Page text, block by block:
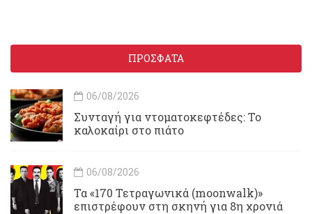
ΠΡΟΣΦΑΤΑ
06/08/2026
Συνταγή για ντοματοκεφτέδες: Το
καλοκαίρι στο πιάτο
06/08/2026
Τα «170 Τετραγωνικά (moonwalk)»
επιστρέφουν στη σκηνή για 8η χρονιά